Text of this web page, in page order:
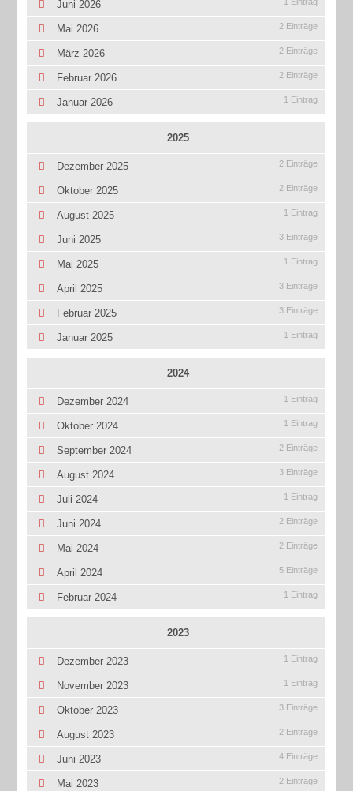
Juni 2026
Mai 2026 2 Einträge
März 2026 2 Einträge
Februar 2026 2 Einträge
Januar 2026 1 Eintrag
2025
Dezember 2025 2 Einträge
Oktober 2025 2 Einträge
August 2025 1 Eintrag
Juni 2025 3 Einträge
Mai 2025 1 Eintrag
April 2025 3 Einträge
Februar 2025 3 Einträge
Januar 2025 1 Eintrag
2024
Dezember 2024 1 Eintrag
Oktober 2024 1 Eintrag
September 2024 2 Einträge
August 2024 3 Einträge
Juli 2024 1 Eintrag
Juni 2024 2 Einträge
Mai 2024 2 Einträge
April 2024 5 Einträge
Februar 2024 1 Eintrag
2023
Dezember 2023 1 Eintrag
November 2023 1 Eintrag
Oktober 2023 3 Einträge
August 2023 2 Einträge
Juni 2023 4 Einträge
Mai 2023 2 Einträge